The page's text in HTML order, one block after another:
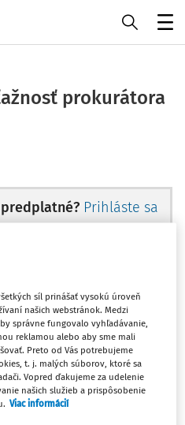
prokurátora
Prihláste sa
si prečítali len
z tejto oblasti je
portálu.
síl prinášať vysokú úroveň
našich webstránok. Medzi
správne fungovalo vyhľadávanie,
reklamou alebo aby sme mali
Preto od Vás potrebujeme
t. j. malých súborov, ktoré sa
Vopred ďakujeme za udelenie
našich služieb a prispôsobenie
Viac informácií